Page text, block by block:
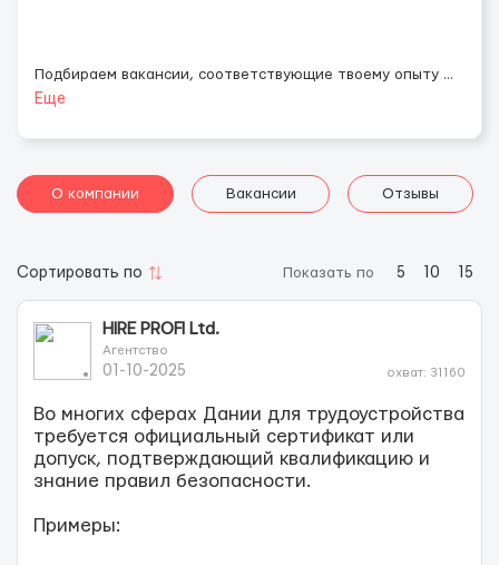
Подбираем вакансии, соответствующие твоему опыту ...
Еще
О компании Вакансии Отзывы
Сортировать по Показать по 5 10 15
HIRE PROFI Ltd.
Агентство
01-10-2025 охват: 31160
Во многих сферах Дании для трудоустройства
требуется официальный сертификат или
допуск, подтверждающий квалификацию и
знание правил безопасности.
Примеры: